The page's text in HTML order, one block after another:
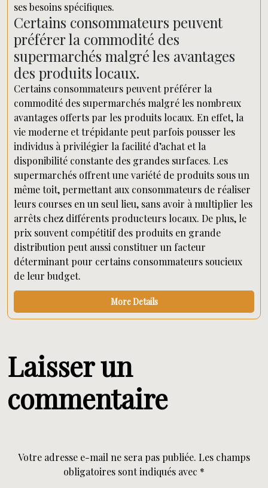
ses besoins spécifiques.
Certains consommateurs peuvent
préférer la commodité des
supermarchés malgré les avantages
des produits locaux.
Certains consommateurs peuvent préférer la
commodité des supermarchés malgré les nombreux
avantages offerts par les produits locaux. En effet, la
vie moderne et trépidante peut parfois pousser les
individus à privilégier la facilité d’achat et la
disponibilité constante des grandes surfaces. Les
supermarchés offrent une variété de produits sous un
même toit, permettant aux consommateurs de réaliser
leurs courses en un seul lieu, sans avoir à multiplier les
arrêts chez différents producteurs locaux. De plus, le
prix souvent compétitif des produits en grande
distribution peut aussi constituer un facteur
déterminant pour certains consommateurs soucieux
de leur budget.
More Details
Laisser un
commentaire
Votre adresse e-mail ne sera pas publiée. Les champs
obligatoires sont indiqués avec *